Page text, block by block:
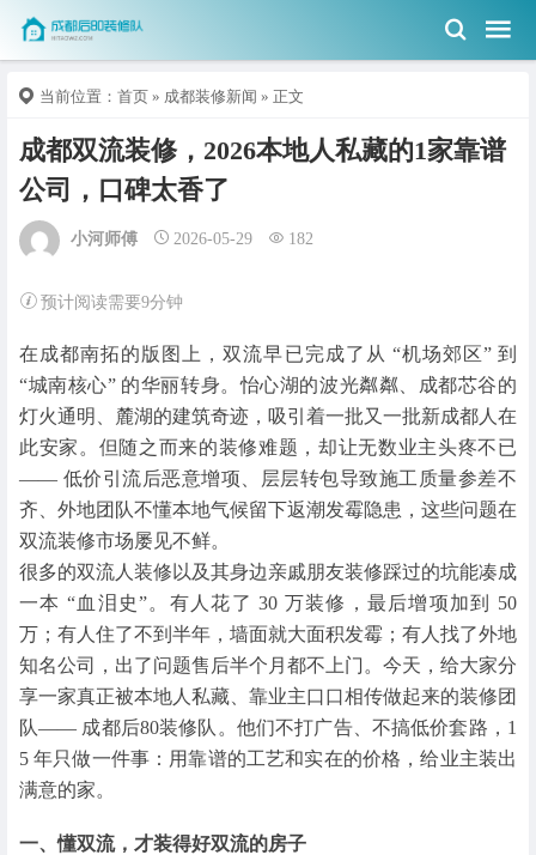
当前位置： 首页 » 成都装修新闻 » 正文
成都双流装修，2026本地人私藏的1家靠谱
公司，口碑太香了
小河师傅 2026-05-29 182
预计阅读需要9分钟
在成都南拓的版图上，双流早已完成了从 “机场郊区” 到
“城南核心” 的华丽转身。怡心湖的波光粼粼、成都芯谷的
灯火通明、麓湖的建筑奇迹，吸引着一批又一批新成都人在
此安家。但随之而来的装修难题，却让无数业主头疼不已
—— 低价引流后恶意增项、层层转包导致施工质量参差不
齐、外地团队不懂本地气候留下返潮发霉隐患，这些问题在
双流装修市场屡见不鲜。
很多的双流人装修以及其身边亲戚朋友装修踩过的坑能凑成
一本 “血泪史”。有人花了 30 万装修，最后增项加到 50
万；有人住了不到半年，墙面就大面积发霉；有人找了外地
知名公司，出了问题售后半个月都不上门。今天，给大家分
享一家真正被本地人私藏、靠业主口口相传做起来的装修团
队—— 成都后80装修队。他们不打广告、不搞低价套路，1
5 年只做一件事：用靠谱的工艺和实在的价格，给业主装出
满意的家。
一、懂双流，才装得好双流的房子